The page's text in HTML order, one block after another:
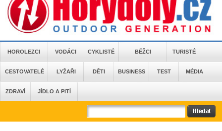
HOROLEZCI VODÁCI CYKLISTÉ BĚŽCI TURISTÉ
CESTOVATELÉ LYŽAŘI DĚTI BUSINESS TEST MÉDIA
ZDRAVÍ JÍDLO A PITÍ